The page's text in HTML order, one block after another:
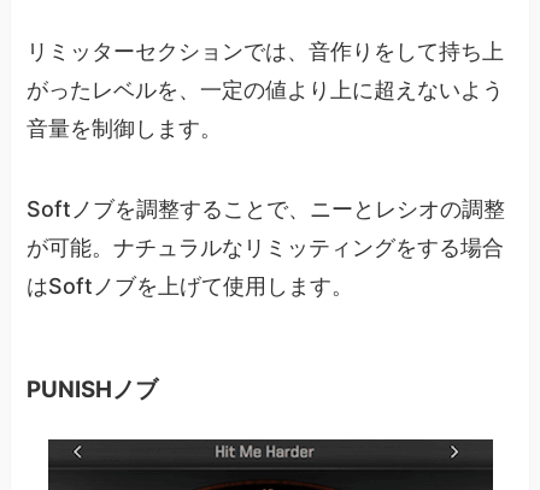
リミッターセクションでは、音作りをして持ち上
がったレベルを、一定の値より上に超えないよう
音量を制御します。
Softノブを調整することで、ニーとレシオの調整
が可能。ナチュラルなリミッティングをする場合
はSoftノブを上げて使用します。
PUNISHノブ